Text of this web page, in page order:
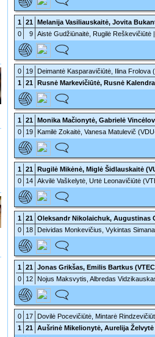
1 21 Melanija Vasiliauskaitė, Jovita
0
9 Aistė Gudžiūnaitė, Rugilė Reškevičiūtė
0 19 Deimantė Kasparavičiūtė, Ilina Frolova
1 21 Rusnė Markevičiūtė, Rusnė
1 21 Monika Mačionytė, Gabrielė
0
19 Kamilė Zokaitė, Vanesa Matulevič
1 21 Rugilė Mikėnė, Miglė Šidlauskaitė
0
14 Akvilė Vaškelytė, Urtė Leonavičiūtė
1 21 Oleksandr Nikolaichuk, Augustinas
0
18 Deividas Monkevičius, Vykintas
1 21 Jonas Grikšas, Emilis Bartkus
0
12 Nojus Maksvytis, Albredas
0 17 Dovilė Pocevičiūtė, Mintarė
1 21 Aušrinė Mikelionytė, Aurelija Želvytė